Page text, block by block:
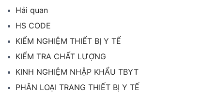
Hải quan
HS CODE
KIỂM NGHIỆM THIẾT BỊ Y TẾ
KIỂM TRA CHẤT LƯỢNG
KINH NGHIỆM NHẬP KHẨU TBYT
PHÂN LOẠI TRANG THIẾT BỊ Y TẾ